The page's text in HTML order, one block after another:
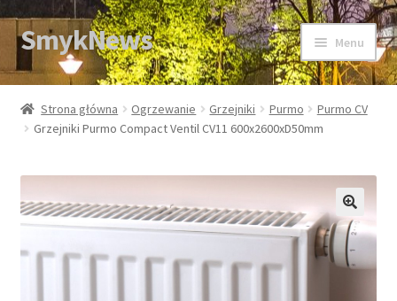
Przejdź
do
nawigacji
Przejdź
do
treści
SmykNews Menu
Strona główna
Strona główna Ogrzewanie Grzejniki Purmo
Purmo CV
Grzejniki Purmo Compact Ventil CV11 600x2600xD50mm